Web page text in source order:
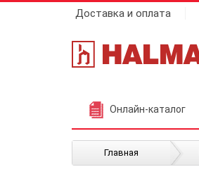
Доставка и оплата
Онлайн-каталог
Главная /